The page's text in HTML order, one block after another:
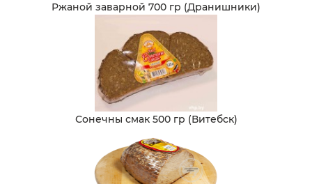
Ржаной заварной 700 гр (Дранишники)
Сонечны смак 500 гр (Витебск)